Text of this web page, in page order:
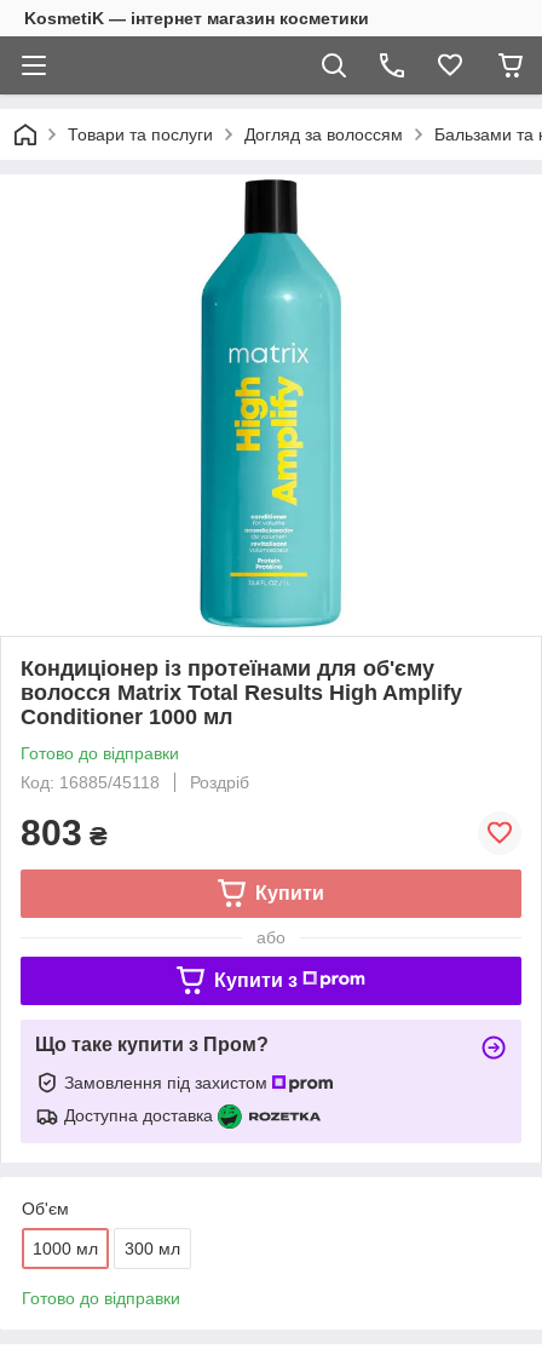
KosmetiK — інтернет магазин косметики
Товари та послуги Догляд за волоссям Бальзами та
Кондиціонер із протеїнами для об'єму
волосся Matrix Total Results High Amplify
Conditioner 1000 мл
Готово до відправки
Код: 16885/45118
Роздріб
803 ₴
Купити
або
Купити з
Що таке купити з Пром?
Замовлення під захистом
Доступна доставка
Об'єм
1000 мл 300 мл
Готово до відправки